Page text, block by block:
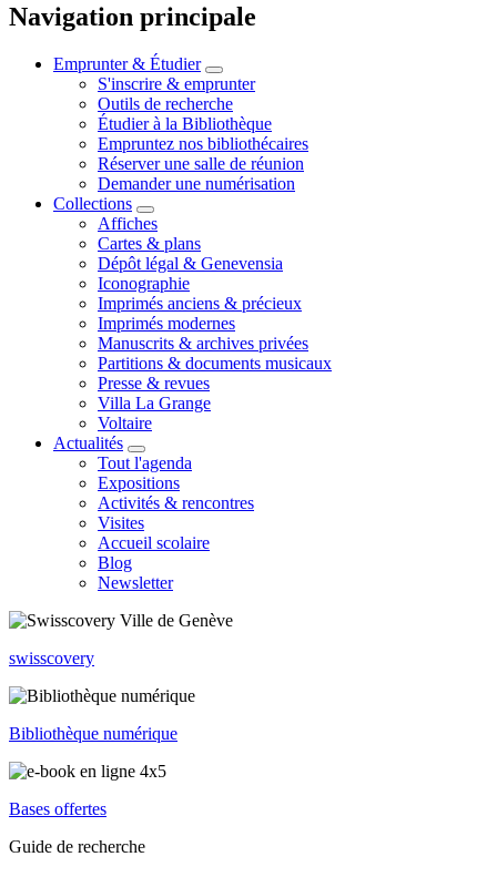
Navigation principale
Emprunter & Étudier
S'inscrire & emprunter
Outils de recherche
Étudier à la Bibliothèque
Empruntez nos bibliothécaires
Réserver une salle de réunion
Demander une numérisation
Collections
Affiches
Cartes & plans
Dépôt légal & Genevensia
Iconographie
Imprimés anciens & précieux
Imprimés modernes
Manuscrits & archives privées
Partitions & documents musicaux
Presse & revues
Villa La Grange
Voltaire
Actualités
Tout l'agenda
Expositions
Activités & rencontres
Visites
Accueil scolaire
Blog
Newsletter
swisscovery
Bibliothèque numérique
Bases offertes
Guide de recherche